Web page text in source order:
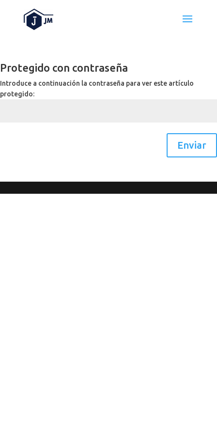
Protegido con contraseña
Introduce a continuación la contraseña para ver este artículo
protegido:
Enviar